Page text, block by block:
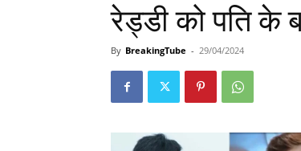
रेड्डी को पति के
By BreakingTube - 29/04/2024